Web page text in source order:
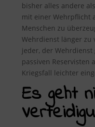
bisher alles andere
mit einer Wehrpflicht
Menschen zu
Wehrdienst länger zu
jeder, der
passiven Reservisten
Kriegsfall leichter
Es geht